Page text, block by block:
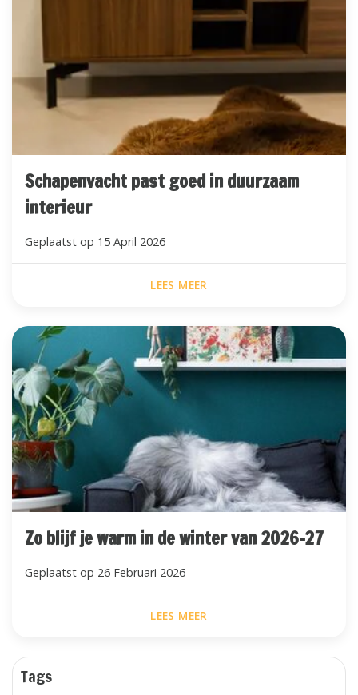
Tags
Schapenvacht past goed in duurzaam
interieur
Geplaatst op 15 April 2026
LEES MEER
Zo blijf je warm in de winter van 2026-27
Geplaatst op 26 Februari 2026
LEES MEER